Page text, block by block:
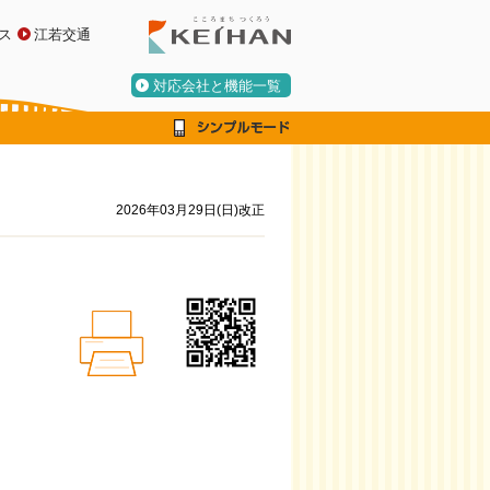
江若交通
対応会社と機能一覧
2026年03月29日(日)改正